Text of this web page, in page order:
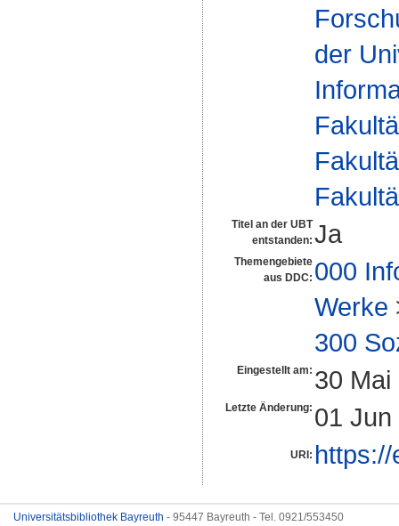
der
Titel an der UBT
entstanden: Ja
Themengebiete
aus DDC: 000
Werke
300
Eingestellt am: 30 Mai
Letzte Änderung: 01
URI:
Universitätsbibliothek Bayreuth - 95447 Bayreuth - Tel. 0921/553450